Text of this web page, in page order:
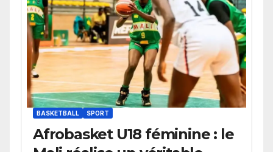
BASKETBALL SPORT
Afrobasket U18 féminine : le